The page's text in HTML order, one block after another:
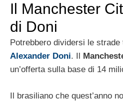
Il Manchester
di Doni
Potrebbero dividersi le strade
Alexander Doni. Il
un’offerta sulla base di 14
Il brasiliano che quest’anno